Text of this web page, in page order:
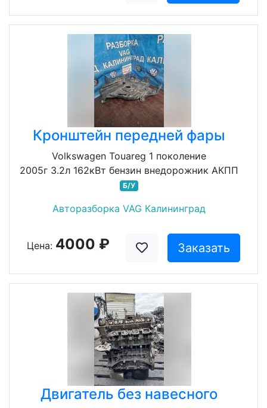
Кронштейн передней фары
Volkswagen Touareg 1 поколение
2005г 3.2л 162кВт бензин внедорожник АКПП
Б/У
Авторазборка VAG Калининград
Цена: 4000 ₽ Заказать
Двигатель без навесного